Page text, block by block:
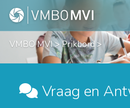
VMBO MVI>Prikbord>
Vraag en